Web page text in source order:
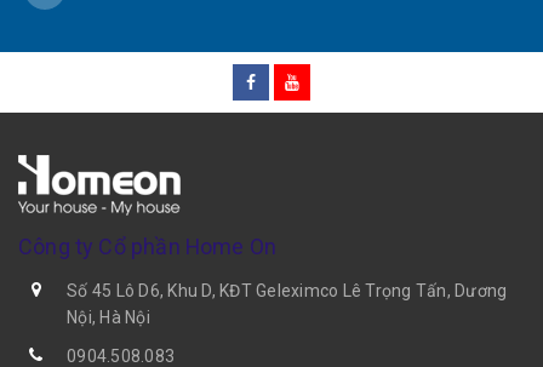
Công ty Cổ phần Home On
Số 45 Lô D6, Khu D, KĐT Geleximco Lê Trọng Tấn, Dương
Nội, Hà Nội
0904.508.083